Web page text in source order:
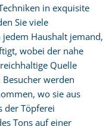
in exquisite
Sie viele
Haushalt jemand,
wobei der nahe
Quelle
werden
wo sie aus
der Töpferei
Tons auf einer